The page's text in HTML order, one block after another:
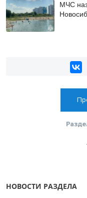
МЧС
НОВОСТИ РАЗДЕЛА